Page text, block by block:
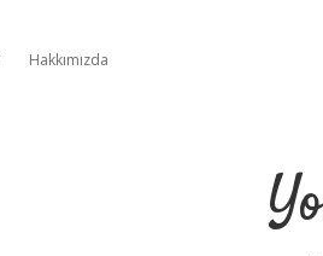
Hakkımızda